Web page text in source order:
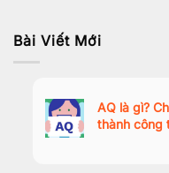
Bài Viết Mới
AQ là gì?
thành công